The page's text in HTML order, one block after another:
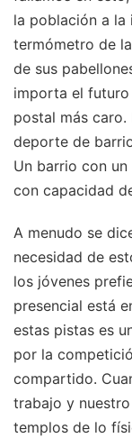
la población a la
termómetro de
de sus
importa el
postal más
deporte de
Un barrio con
con capacidad
A menudo se
necesidad de
los jóvenes
presencial está
estas pistas es
por la
compartido.
trabajo y
templos de lo